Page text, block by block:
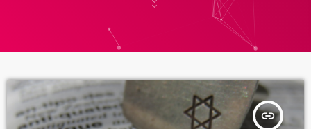
insert_link